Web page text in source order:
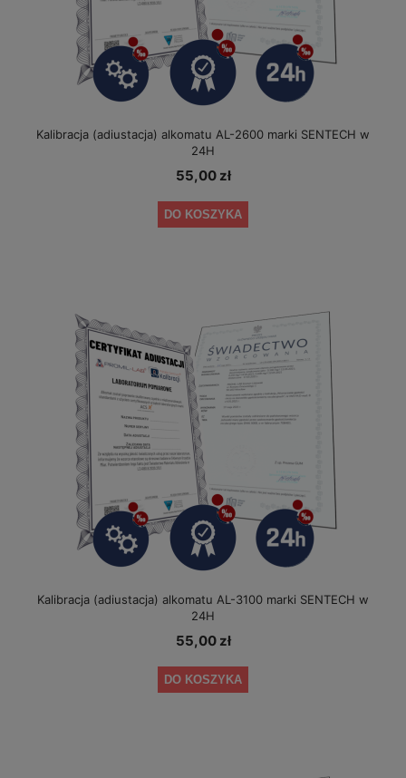
Kalibracja (adiustacja) alkomatu AL-2600 marki SENTECH w
24H
55,00 zł
DO KOSZYKA
Kalibracja (adiustacja) alkomatu AL-3100 marki SENTECH w
24H
55,00 zł
DO KOSZYKA